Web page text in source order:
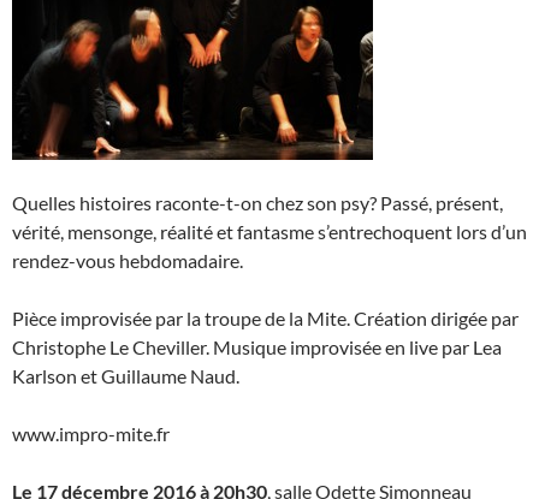
Quelles histoires raconte-t-on chez son psy? Passé, présent,
vérité, mensonge, réalité et fantasme s’entrechoquent lors d’un
rendez-vous hebdomadaire.
Pièce improvisée par la troupe de la Mite. Création dirigée par
Christophe Le Cheviller. Musique improvisée en live par Lea
Karlson et Guillaume Naud.
www.impro-mite.fr
Le 17 décembre 2016 à 20h30, salle Odette Simonneau